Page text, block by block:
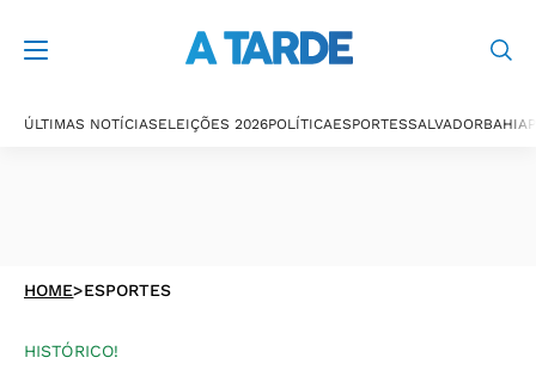
ÚLTIMAS NOTÍCIASELEIÇÕES 2026POLÍTICAESPORTESSALVADORBAHIA
HOME>ESPORTES
HISTÓRICO!